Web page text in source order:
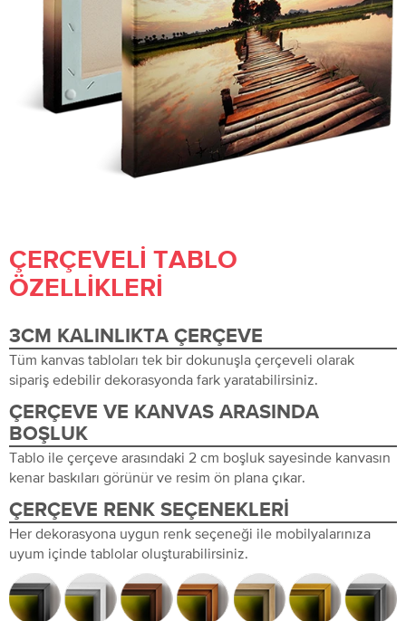
ÇERÇEVELI TABLO
ÖZELLIKLERI
3CM KALINLIKTA ÇERÇEVE
Tüm kanvas tabloları tek bir dokunuşla çerçeveli olarak
sipariş edebilir dekorasyonda fark yaratabilirsiniz.
ÇERÇEVE VE KANVAS ARASINDA
BOŞLUK
Tablo ile çerçeve arasındaki 2 cm boşluk sayesinde kanvasın
kenar baskıları görünür ve resim ön plana çıkar.
ÇERÇEVE RENK SEÇENEKLERI
Her dekorasyona uygun renk seçeneği ile mobilyalarınıza
uyum içinde tablolar oluşturabilirsiniz.